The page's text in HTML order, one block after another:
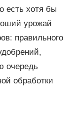
есть хотя бы
урожай
правильного
очередь
обработки